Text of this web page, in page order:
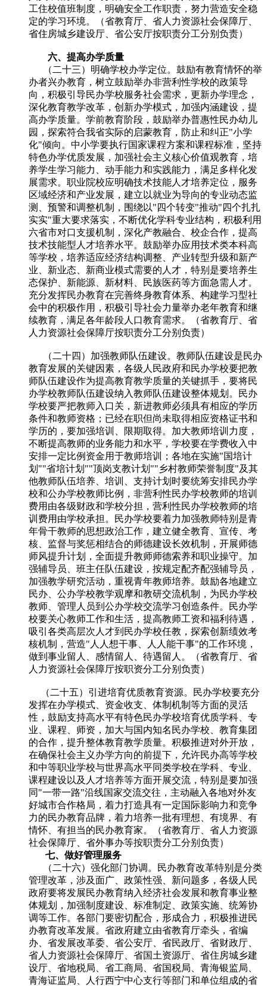
工住校值班制度，明确安全工作职责，努力营造安全稳
定的学习环境。（省教育厅、省人力资源社会保障厅、
省住房城乡建设厅、省公安厅按职责分工分别负责）
六、提高办学质量
（二十三）明确学校办学定位。鼓励有教育情怀的举
办者兴办教育，树立鼓励举办非营利性学校的政策导
向，积极引导民办学校服务社会需求，更新办学理念，
深化教育教学改革，创新办学模式，加强内涵建设，提
高办学质量。学前教育阶段，鼓励举办普惠性民办幼儿
园，探索符合我省实际的启蒙教育，防止和纠正"小学
化"倾向。中小学要执行国家课程方案和课程标准，坚持
特色办学优质发展，加强社会主义核心价值观教育，培
养学生学习能力、动手能力和实践能力，满足多样化发
展需求。职业院校应明确技术技能人才培养定位，服务
区域经济和产业发展，建立以就业为导向的专业动态监
测、预警和调整机制，围绕以"四个转变"推动"四个扎扎
实实"重大要求落实，不断优化学科专业结构，积极利用
六省市对口支援机制，深化产教融合、校企合作，提高
技术技能型人才培养水平。鼓励举办应用技术类本科高
等学校，培养适应经济结构调整、产业转型升级和新产
业、新业态、新商业模式需要的人才，特别是要培养生
态保护、新能源、新材料、民族医药等方面急需人才。
充分发挥民办教育在完善终身教育体系、构建学习型社
会中的积极作用，积极引导社会力量举办老年教育和继
续教育，满足各年龄段人口教育需求。（省教育厅、省
人力资源社会保障厅按职责分工分别负责）
（二十四）加强教师队伍建设。教师队伍建设是民办
教育发展的关键因素，各级人民政府和民办学校要把教
师队伍建设作为提高教育教学质量的关键抓手，要将民
办学校教师队伍建设纳入教师队伍建设整体规划。民办
学校要严把教师入口关，新进教师必须具有相应的学历
条件和教师资格；已经在职但尚未取得相应资格证书和
学历的，要加强培训、限期取得。加大教师培训力度，
不断提高教师的业务能力和水平，学校要在学费收入中
安排一定比例资金用于教师培训；各地在实施"国培计
划""省培计划""顶岗支教计划""乡村教师荣誉制度"及其
他教师队伍培养、培训、支持计划时要统筹安排民办学
校和公办学校教师比例，非营利性民办学校教师的培训
费用由各级财政和学校分担，营利性民办学校教师的培
训费用由学校承担。民办学校要着力加强教师特别是青
年骨干教师的思想政治工作，建立健全教育、宣传、考
核、监督与奖惩相结合的师德建设长效机制，开展师德
师风提升计划，全面提升教师师德索养和职业操守。加
强辅导员、班主任队伍建设，按规定配齐配强辅导员，
加强教学研究活动，重视青年教师培养。鼓励各地建立
民办、公办学校教学观摩和教研交流机制，为民办学校
教师、管理人员到公办学校交流学习创造条件。民办学
校要关心教师工作和生活，提高教师工资和福利待遇，
吸引各类高层次人才到民办学校任教，探索创新绩效考
核机制，营造"人人想干事、人人能干事"的工作环境，
做到事业留人、感情留人、待遇留人。（省教育厅、省
人力资源社会保障厅按职资分工分别负责）
（二十五）引进培育优质教育资源。民办学校要充分
发挥在办学模式、资金收支、体制机制等方面的灵活
性，鼓励支持高水平有特色民办学校培育优质学科、专
业、课程、师资，加大与国内知名民办学校、教育集团
的合作，提升整体教育教学质量。积极推进对外开放，
在确保社会主义办学方向的前提下，允许民办高等学校
和中等职业学校与世界高水平同类学校在学科、专业、
课程建设以及人才培养等方面开展交流，特别是要加强
同"一带一路"沿线国家交流交往，主动融入各地对外友
好城市合作格局，着力打造具有一定国际影响力和竞争
力的民办教育品牌，着力培养一批有理想、有境界、有
情怀、有担当的民办教育家。（省教育厅、省人力资源
社会保障厅、省外事办等按职责分工分别负责）
七、做好管理服务
（二十六）强化部门协调。民办教育改革特别是分类
管理改革，涉及面广、政策性强、新问题多，各级人民
政府要将发展民办教育纳入经济社会发展和教育事业整
体规划，加强制度建设、标准制定、政策实施、统筹协
调等工作。各部门要密切配合，形成合力，积极推进民
办教育改革发展。省政府建立由省教育厅牵头，省编
办、省发展改革委、省公安厅、省民政厅、省财政厅、
省人力资源社会保障厅、省国土资源厅、省住房城乡建
设厅、省地税局、省工商局、省国税局、青海银监局、
青海证监局、人行西宁中心支行等部门和单位组成的省